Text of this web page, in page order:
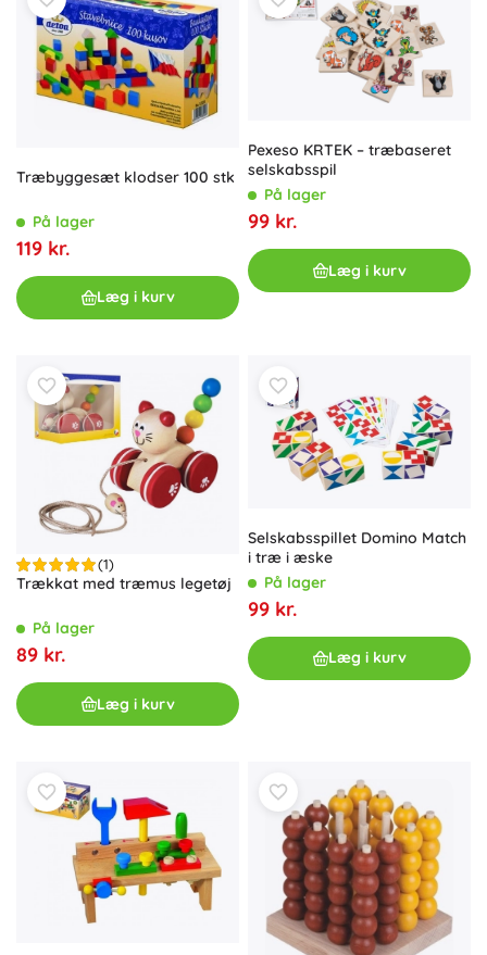
Træbyggesæt klodser 100 stk
På lager
119 kr.
Læg i kurv
Pexeso KRTEK – træbaseret
selskabsspil
På lager
99 kr.
Læg i kurv
(1)
Trækkat med træmus legetøj
På lager
89 kr.
Læg i kurv
Selskabsspillet Domino Match
i træ i æske
På lager
99 kr.
Læg i kurv